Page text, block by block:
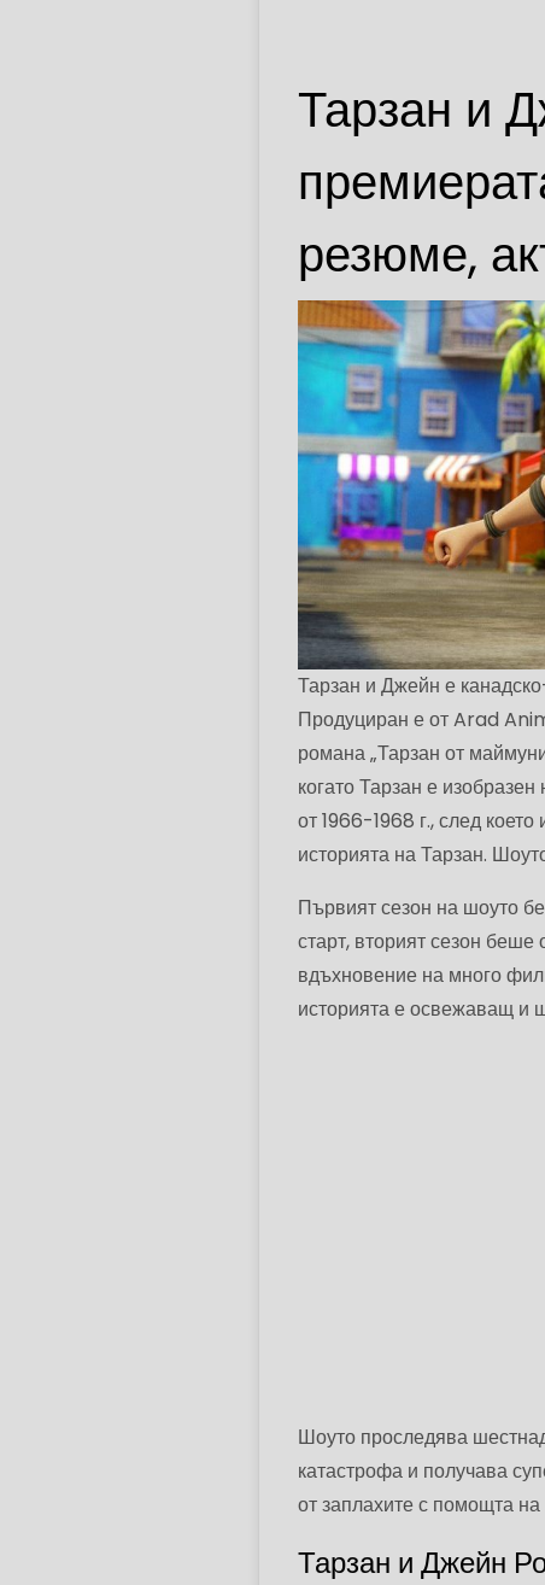
Тарзан и
резюме,
Тарзан и Джейн е
Продуциран е от Arad
романа „Тарзан от
когато Тарзан е
от 1966-1968 г., след
историята на Тарзан.
Първият сезон на шоуто
старт, вторият сезон беше
вдъхновение на много
историята е освежаващ и
Шоуто проследява
катастрофа и получава
от заплахите с помощта
Тарзан и Джейн